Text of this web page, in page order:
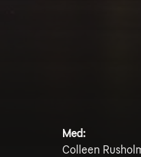
Med:
Colleen